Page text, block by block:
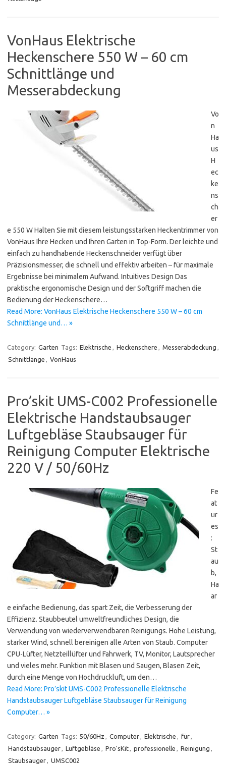
VonHaus Elektrische
Heckenschere 550 W – 60 cm
Schnittlänge und
Messerabdeckung
Vo
n
Ha
us
H
ec
ke
ns
ch
er
e 550 W Halten Sie mit diesem leistungsstarken Heckentrimmer von
VonHaus Ihre Hecken und Ihren Garten in Top-Form. Der leichte und
einfach zu handhabende Heckenschneider verfügt über
Präzisionsmesser, die schnell und effektiv arbeiten – für maximale
Ergebnisse bei minimalem Aufwand. Intuitives Design Das
praktische ergonomische Design und der Softgriff machen die
Bedienung der Heckenschere…
Read More: VonHaus Elektrische Heckenschere 550 W – 60 cm
Schnittlänge und… »
Category: Garten Tags: Elektrische , Heckenschere , Messerabdeckung ,
Schnittlänge , VonHaus
Pro’skit UMS-C002 Professionelle
Elektrische Handstaubsauger
Luftgebläse Staubsauger für
Reinigung Computer Elektrische
220 V / 50/60Hz
Fe
at
ur
es
:
St
au
b,
Ha
ar
e einfache Bedienung, das spart Zeit, die Verbesserung der
Effizienz. Staubbeutel umweltfreundliches Design, die
Verwendung von wiederverwendbaren Reinigungs. Hohe Leistung,
starker Wind, schnell bereinigen alle Arten von Staub. Computer
CPU-Lüfter, Netzteillüfter und Fahrwerk, TV, Monitor, Lautsprecher
und vieles mehr. Funktion mit Blasen und Saugen, Blasen Zeit,
durch eine Menge von Hochdruckluft, um den…
Read More: Pro’skit UMS-C002 Professionelle Elektrische
Handstaubsauger Luftgebläse Staubsauger für Reinigung
Computer… »
Category: Garten Tags: 50/60Hz , Computer, Elektrische , für,
Handstaubsauger, Luftgebläse , Pro'sKit, professionelle , Reinigung ,
Staubsauger, UMSC002